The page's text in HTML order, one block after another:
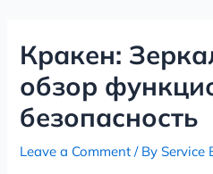
contentКракен:
обзор
безопасность
Leave a Comment / ByService